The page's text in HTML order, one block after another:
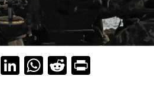
X Li W R